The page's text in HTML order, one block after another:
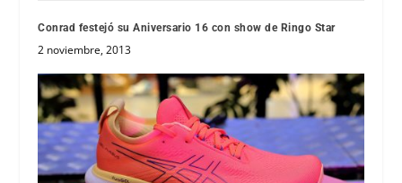
Conrad festejó su Aniversario 16 con show de Ringo Star
2 noviembre, 2013